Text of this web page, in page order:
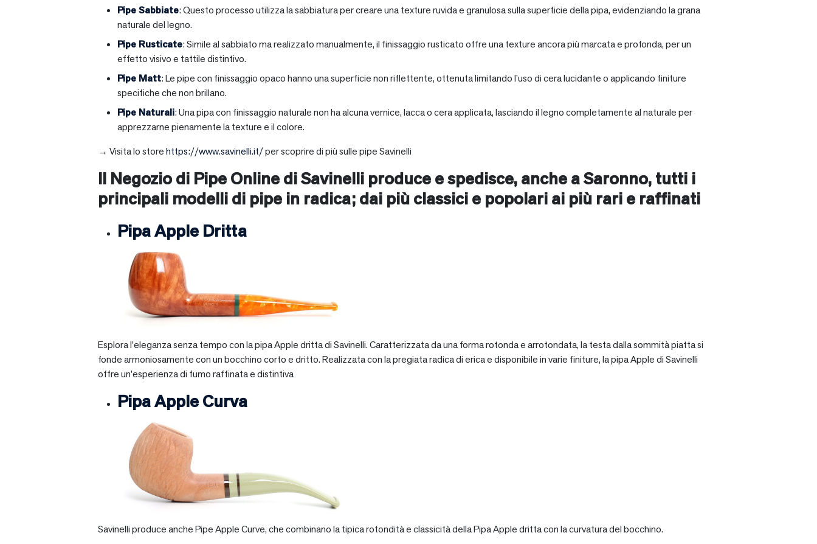
Pipe Sabbiate: Questo processo utilizza la sabbiatura per creare una texture ruvida e granulosa sulla superficie della pipa, evidenziando la grana
naturale del legno.
Pipe Rusticate: Simile al sabbiato ma realizzato manualmente, il finissaggio rusticato offre una texture ancora più marcata e profonda, per un
effetto visivo e tattile distintivo.
Pipe Matt: Le pipe con finissaggio opaco hanno una superficie non riflettente, ottenuta limitando l’uso di cera lucidante o applicando finiture
specifiche che non brillano.
Pipe Naturali: Una pipa con finissaggio naturale non ha alcuna vernice, lacca o cera applicata, lasciando il legno completamente al naturale per
apprezzarne pienamente la texture e il colore.
→ Visita lo storehttps://www.savinelli.it/per scoprire di più sulle pipe Savinelli
Il Negozio di Pipe Online di Savinelli produce e spedisce, anche aSaronno, tutti i
principali modelli di pipe in radica; dai più classici e popolari ai più rari e raffinati
Pipa Apple Dritta
Esplora l’eleganza senza tempo con la pipa Apple dritta di Savinelli. Caratterizzata da una forma rotonda e arrotondata, la testa dalla sommità piatta si
fonde armoniosamente con un bocchino corto e dritto. Realizzata con la pregiata radica di erica e disponibile in varie finiture, la pipa Apple di Savinelli
offre un’esperienza di fumo raffinata e distintiva
Pipa Apple Curva
Savinelli produce anche Pipe Apple Curve, che combinano la tipica rotondità e classicità della Pipa Apple dritta con la curvatura del bocchino.